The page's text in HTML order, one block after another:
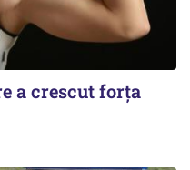
a crescut forța